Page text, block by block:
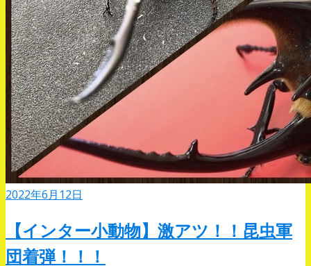
2022年6月12日
【インター小動物】激アツ！！昆虫軍
団着弾！！！